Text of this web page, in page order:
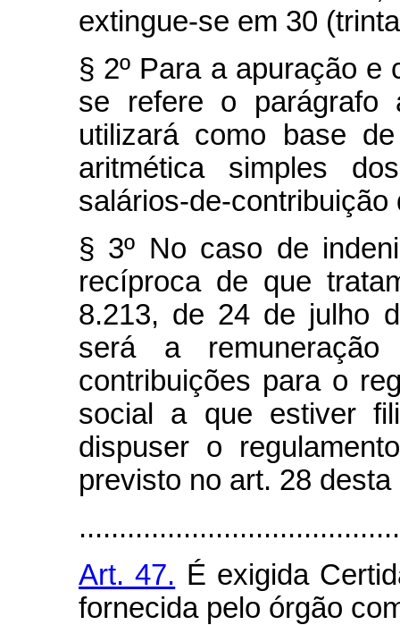
extingue-se em 30
§ 2º Para a apuração e
se refere o parágrafo
utilizará como base
aritmética simples
salários-de-contribuição
§ 3º No caso de
recíproca de que
8.213, de 24 de julho
será a
contribuições para o
social a que estiver
dispuser o
previsto no art. 28 desta
Art. 47. É exigida
fornecida pelo órgão